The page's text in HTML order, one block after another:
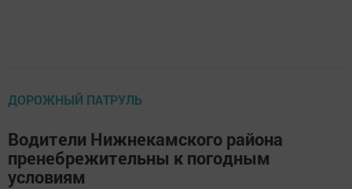
ДОРОЖНЫЙ ПАТРУЛЬ
Водители Нижнекамского района
пренебрежительны к погодным
условиям